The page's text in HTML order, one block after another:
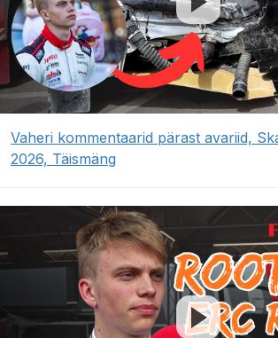
Vaheri kommentaarid pärast avariid,
2026, Täismäng